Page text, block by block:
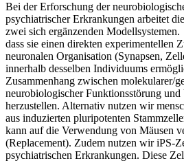
Bei der Erforschung der
psychiatrischer Erkrankungen arbeitet
zwei sich ergänzenden
dass sie einen direkten experimentellen
neuronalen Organisation (Synapsen,
innerhalb desselben Individuums
Zusammenhang zwischen molekularer/
neurobiologischer Funktionsstörung und
herzustellen. Alternativ nutzen wir
aus induzierten pluripotenten
kann auf die Verwendung von Mäusen
(Replacement). Zudem nutzen wir iPS-
psychiatrischen Erkrankungen. Diese